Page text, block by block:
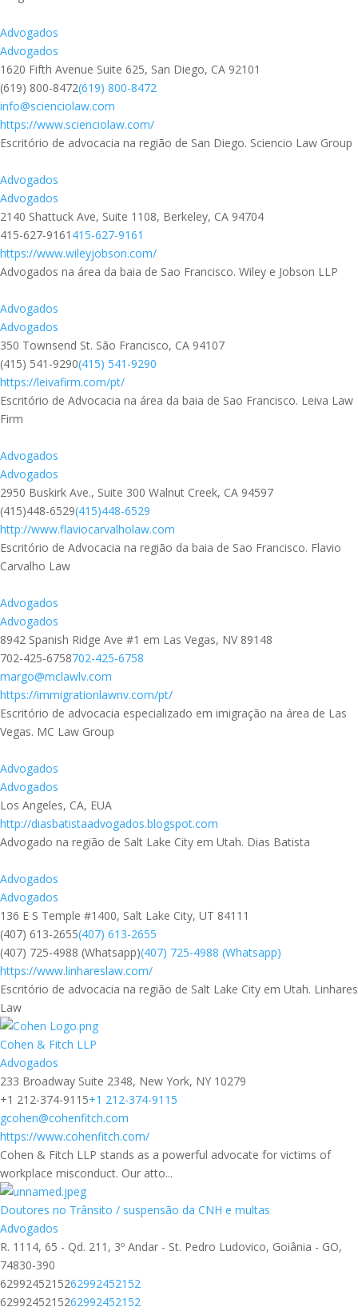
Advogados
Advogados
1620 Fifth Avenue Suite 625, San Diego, CA 92101
(619) 800-8472(619) 800-8472
info@scienciolaw.com
https://www.scienciolaw.com/
Escritório de advocacia na região de San Diego. Sciencio Law Group
Advogados
Advogados
2140 Shattuck Ave, Suite 1108, Berkeley, CA 94704
415-627-9161 415-627-9161
https://www.wileyjobson.com/
Advogados na área da baia de Sao Francisco. Wiley e Jobson LLP
Advogados
Advogados
350 Townsend St. São Francisco, CA 94107
(415) 541-9290(415) 541-9290
https://leivafirm.com/pt/
Escritório de Advocacia na área da baia de Sao Francisco. Leiva Law
Firm
Advogados
Advogados
2950 Buskirk Ave., Suite 300 Walnut Creek, CA 94597
(415)448-6529(415)448-6529
http://www.flaviocarvalholaw.com
Escritório de Advocacia na região da baia de Sao Francisco. Flavio
Carvalho Law
Advogados
Advogados
8942 Spanish Ridge Ave #1 em Las Vegas, NV 89148
702-425-6758702-425-6758
margo@mclawlv.com
https://immigrationlawnv.com/pt/
Escritório de advocacia especializado em imigração na área de Las
Vegas. MC Law Group
Advogados
Advogados
Los Angeles, CA, EUA
http://diasbatistaadvogados.blogspot.com
Advogado na região de Salt Lake City em Utah. Dias Batista
Advogados
Advogados
136 E S Temple #1400, Salt Lake City, UT 84111
(407) 613-2655(407) 613-2655
(407) 725-4988 (Whatsapp)(407) 725-4988 (Whatsapp)
https://www.linhareslaw.com/
Escritório de advocacia na região de Salt Lake City em Utah. Linhares
Law
Cohen & Fitch LLP
Advogados
233 Broadway Suite 2348, New York, NY 10279
+1 212-374-9115+1 212-374-9115
gcohen@cohenfitch.com
https://www.cohenfitch.com/
Cohen & Fitch LLP stands as a powerful advocate for victims of
workplace misconduct. Our atto...
Doutores no Trânsito / suspensão da CNH e multas
Advogados
R. 1114, 65 - Qd. 211, 3º Andar - St. Pedro Ludovico, Goiânia - GO,
74830-390
6299245215262992452152
6299245215262992452152